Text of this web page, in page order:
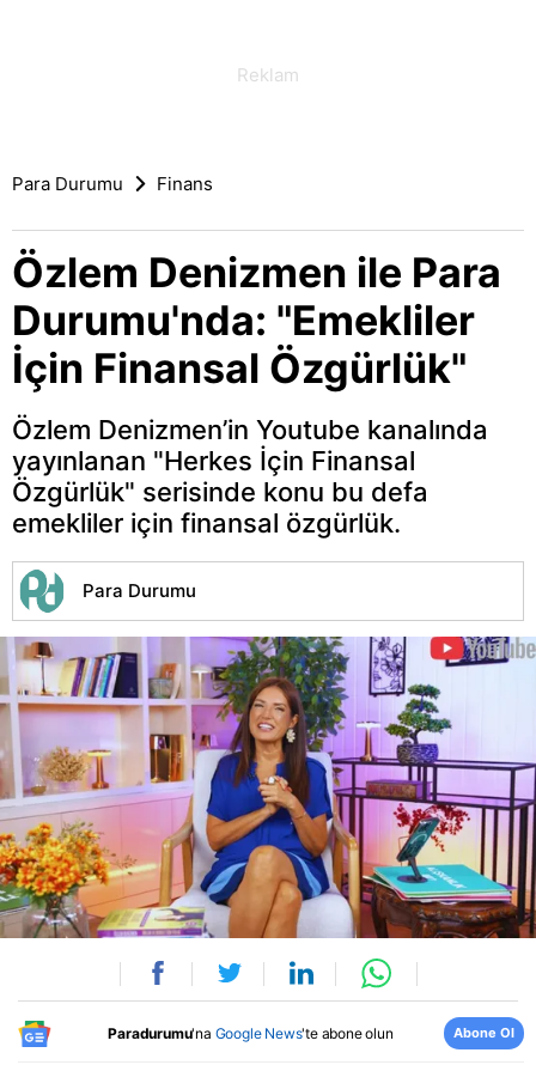
Para Durumu Finans
Özlem Denizmen ile Para
Durumu'nda: "Emekliler
İçin Finansal Özgürlük"
Özlem Denizmen’in Youtube kanalında
yayınlanan "Herkes İçin Finansal
Özgürlük" serisinde konu bu defa
emekliler için finansal özgürlük.
Para Durumu
Paradurumu'na Google News'te abone olun Abone Ol